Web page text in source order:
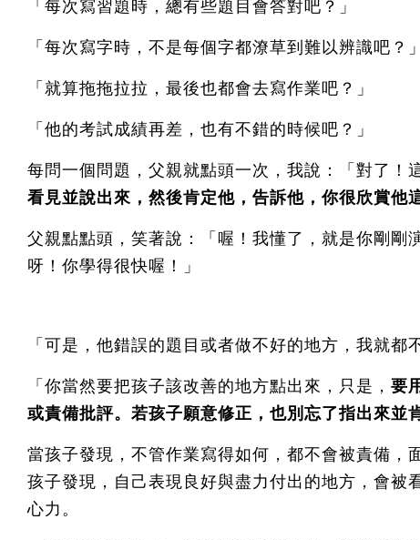
「每次寫習題時，總有些題目會答對吧？」
「每次寫字時，不是每個字都潦草到難以辨識吧？」
「就算拖拖拉拉，最後也都會去寫作業吧？」
「他的考試成績再差，也有不錯的時候吧？」
每問一個問題，父親就點頭一次，我說：「對了！
看見並說出來，然後肯定他，告訴他，你很欣賞他
父親點點頭，笑著說：「喔！我懂了，就是你剛剛
呀！你學得很快喔！」
「可是，他錯誤的題目或者做不好的地方，我就都
「你當然要把孩子該改善的地方點出來，只是， 要
或責備批評。若孩子願意修正，也別忘了指出來並
當孩子發現，不管作業寫得如何，都不會被責備，
孩子發現，自己表現良好與盡力付出的地方，會被
心力。